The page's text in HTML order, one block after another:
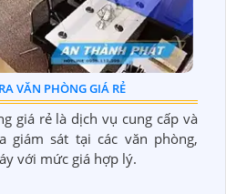
VĂN PHÒNG GIÁ RẺ
giá rẻ là dịch vụ cung cấp và
giám sát tại các văn phòng,
với mức giá hợp lý.